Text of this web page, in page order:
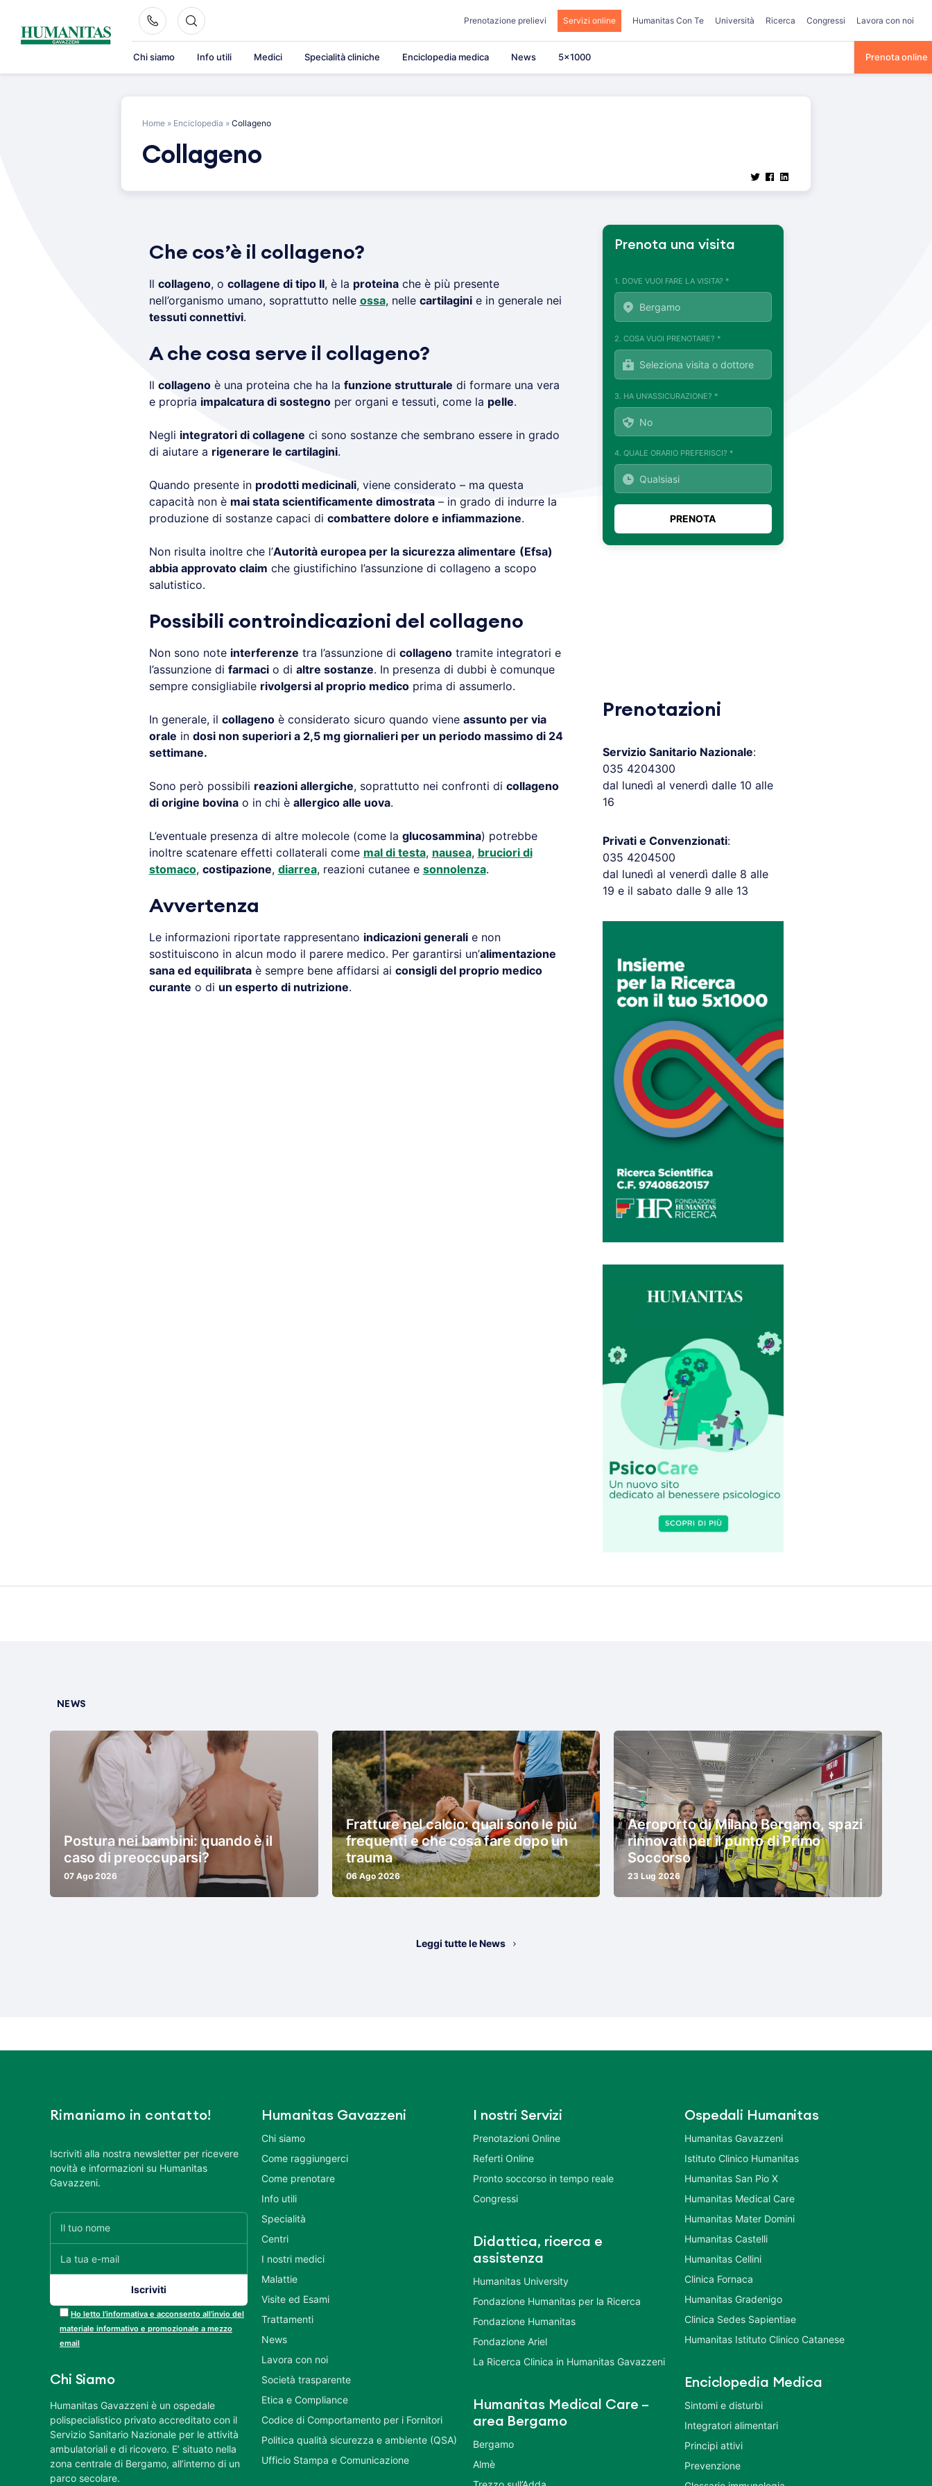
content
Prenotazione prelievi Servizi online Humanitas Con Te Università Ricerca Congressi Lavora con noi
Chi siamo Info utili Medici Specialità cliniche Enciclopedia medica News 5×1000 Prenota online
Home » Enciclopedia » Collageno
Collageno
Che cos’è il collageno?
Il collageno, o collagene di tipo II, è la proteinache è più presente
nell’organismo umano, soprattutto nelle ossa, nelle cartilaginie in generale nei
tessuti connettivi.
A che cosa serve il collageno?
Il collagenoè una proteina che ha la funzione strutturale di formare una vera
e propria impalcatura di sostegnoper organi e tessuti, come la pelle.
Negli integratori di collagene ci sono sostanze che sembrano essere in grado
di aiutare a rigenerare le cartilagini.
Quando presente in prodotti medicinali, viene considerato – ma questa
capacità non è mai stata scientificamente dimostrata– in grado di indurre la
produzione di sostanze capaci di combattere dolore e infiammazione.
Non risulta inoltre che l’Autorità europea per la sicurezza alimentare (Efsa)
abbia approvato claim che giustifichino l’assunzione di collageno a scopo
salutistico.
Possibili controindicazioni del collageno
Non sono note interferenze tra l’assunzione di collagenotramite integratori e
l’assunzione di farmacio di altre sostanze. In presenza di dubbi è comunque
sempre consigliabile rivolgersi al proprio medicoprima di assumerlo.
In generale, il collagenoè considerato sicuro quando viene assunto per via
orale in dosi non superiori a 2,5 mg giornalieri per un periodo massimo di 24
settimane.
Sono però possibili reazioni allergiche, soprattutto nei confronti di collageno
di origine bovinao in chi è allergico alle uova.
L’eventuale presenza di altre molecole (come la glucosammina) potrebbe
inoltre scatenare effetti collaterali come mal di testa, nausea, bruciori di
stomaco, costipazione, diarrea, reazioni cutanee e sonnolenza.
Avvertenza
Le informazioni riportate rappresentano indicazioni generalie non
sostituiscono in alcun modo il parere medico. Per garantirsi un’alimentazione
sana ed equilibrataè sempre bene affidarsi ai consigli del proprio medico
curante o di un esperto di nutrizione.
Prenota una visita
1. DOVE VUOI FARE LA VISITA? *
2. COSA VUOI PRENOTARE? *
3. HA UN'ASSICURAZIONE? *
4. QUALE ORARIO PREFERISCI? *
Prenotazioni
Servizio Sanitario Nazionale:
035 4204300
dal lunedì al venerdì dalle 10 alle
16
Privati e Convenzionati:
035 4204500
dal lunedì al venerdì dalle 8 alle
19 e il sabato dalle 9 alle 13
NEWS
Postura nei bambini: quando è il
caso di preoccuparsi?
07 Ago 2026
Fratture nel calcio: quali sono le più
frequenti e che cosa fare dopo un
trauma
06 Ago 2026
Aeroporto di Milano Bergamo, spazi
rinnovati per il punto di Primo
Soccorso
23 Lug 2026
Leggi tutte le News
Rimaniamo in contatto!
Iscriviti alla nostra newsletter per ricevere
novità e informazioni su Humanitas
Gavazzeni.
Ho letto l’informativa e acconsento all’invio del
materiale informativo e promozionale a mezzo
email
Chi Siamo
Humanitas Gavazzeni è un ospedale
polispecialistico privato accreditato con il
Servizio Sanitario Nazionale per le attività
ambulatoriali e di ricovero. E’ situato nella
zona centrale di Bergamo, all’interno di un
parco secolare.
Humanitas Gavazzeni
Chi siamo
Come raggiungerci
Come prenotare
Info utili
Specialità
Centri
I nostri medici
Malattie
Visite ed Esami
Trattamenti
News
Lavora con noi
Società trasparente
Etica e Compliance
Codice di Comportamento per i Fornitori
Politica qualità sicurezza e ambiente (QSA)
Ufficio Stampa e Comunicazione
I nostri Servizi
Prenotazioni Online
Referti Online
Pronto soccorso in tempo reale
Congressi
Didattica, ricerca e
assistenza
Humanitas University
Fondazione Humanitas per la Ricerca
Fondazione Humanitas
Fondazione Ariel
La Ricerca Clinica in Humanitas Gavazzeni
Humanitas Medical Care –
area Bergamo
Bergamo
Almè
Ospedali Humanitas
Humanitas Gavazzeni
Istituto Clinico Humanitas
Humanitas San Pio X
Humanitas Medical Care
Humanitas Mater Domini
Humanitas Castelli
Humanitas Cellini
Clinica Fornaca
Humanitas Gradenigo
Clinica Sedes Sapientiae
Humanitas Istituto Clinico Catanese
Enciclopedia Medica
Sintomi e disturbi
Integratori alimentari
Principi attivi
Prevenzione